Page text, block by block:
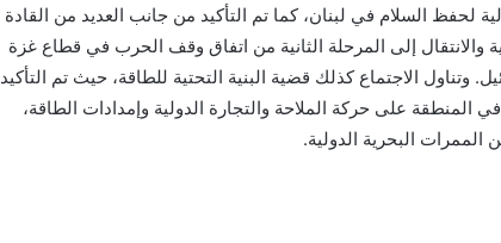
لحفظ السلام في لبنان، كما تم التأكيد من جانب العديد من القادة
إلى المرحلة الثانية من اتفاق وقف الحرب في قطاع غزة
وتناول الاجتماع كذلك قضية البنية التحتية للطاقة، حيث تم التأكيد
المنطقة على حركة الملاحة والتجارة الدولية وإمدادات الطاقة،
البحرية الدولية.